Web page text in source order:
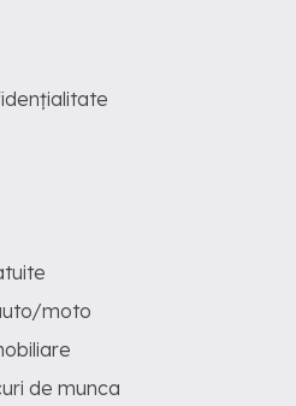
moto
de munca